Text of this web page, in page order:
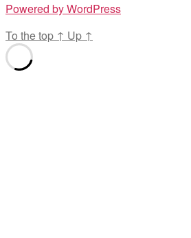
Powered by WordPress
To the top ↑ Up ↑